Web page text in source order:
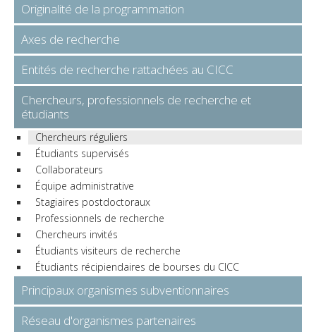
Originalité de la programmation
Axes de recherche
Entités de recherche rattachées au CICC
Chercheurs, professionnels de recherche et
étudiants
Chercheurs réguliers
Étudiants supervisés
Collaborateurs
Équipe administrative
Stagiaires postdoctoraux
Professionnels de recherche
Chercheurs invités
Étudiants visiteurs de recherche
Étudiants récipiendaires de bourses du CICC
Principaux organismes subventionnaires
Réseau d'organismes partenaires